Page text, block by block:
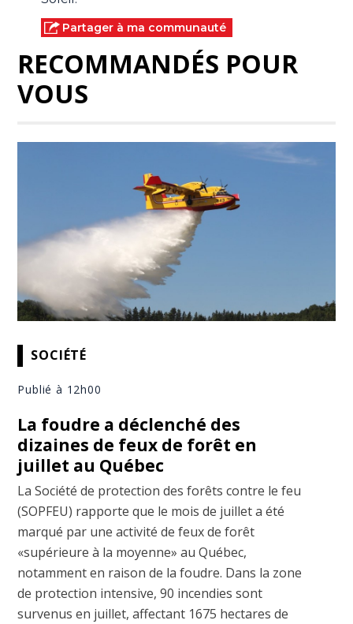
Partager à ma communauté
RECOMMANDÉS POUR
VOUS
SOCIÉTÉ
Publié à 12h00
La foudre a déclenché des
dizaines de feux de forêt en
juillet au Québec
La Société de protection des forêts contre le feu
(SOPFEU) rapporte que le mois de juillet a été
marqué par une activité de feux de forêt
«supérieure à la moyenne» au Québec,
notamment en raison de la foudre. Dans la zone
de protection intensive, 90 incendies sont
survenus en juillet, affectant 1675 hectares de